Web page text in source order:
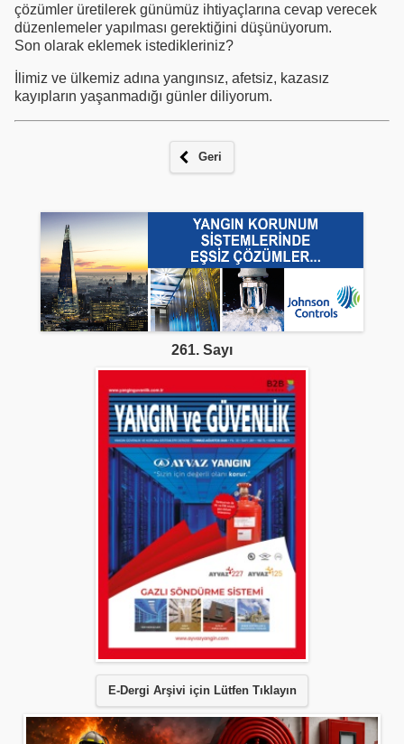
çözümler üretilerek günümüz ihtiyaçlarına cevap verecek
düzenlemeler yapılması gerektiğini düşünüyorum.
Son olarak eklemek istedikleriniz?
İlimiz ve ülkemiz adına yangınsız, afetsiz, kazasız
kayıpların yaşanmadığı günler diliyorum.
Geri
261. Sayı
E-Dergi Arşivi için Lütfen Tıklayın